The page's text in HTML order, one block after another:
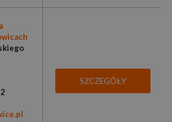
SZCZEGÓŁY